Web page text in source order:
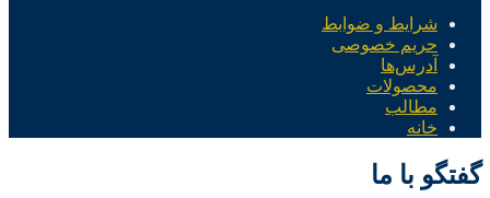
شرایط و ضوابط
حریم خصوصی
آدرس‌ها
محصولات
مطالب
خانه
گفتگو با ما